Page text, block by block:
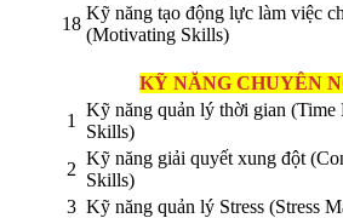
18
Kỹ năng tạo động lực làm việc
(Motivating Skills)
KỸ NĂNG CHUYÊN
1
Kỹ năng quản lý thời gian (Time
Skills)
2
Kỹ năng giải quyết xung đột
Skills)
3 Kỹ năng quản lý Stress (Stress